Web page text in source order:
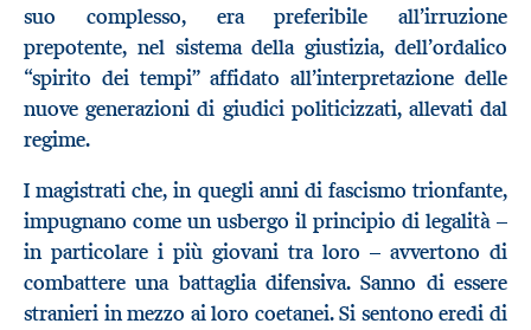
suo complesso, era preferibile all’irruzione
prepotente, nel sistema della giustizia, dell’ordalico
“spirito dei tempi” affidato all’interpretazione delle
nuove generazioni di giudici politicizzati, allevati dal
regime.
I magistrati che, in quegli anni di fascismo trionfante,
impugnano come un usbergo il principio di legalità –
in particolare i più giovani tra loro – avvertono di
combattere una battaglia difensiva. Sanno di essere
stranieri in mezzo ai loro coetanei. Si sentono eredi di